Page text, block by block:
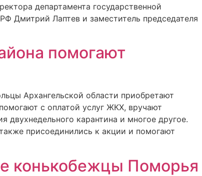
департамента государственной
Дмитрий Лаптев и заместитель председателя
помогают
Архангельской области приобретают
с оплатой услуг ЖКХ, вручают
карантина и многое другое.
присоединились к акции и помогают
конькобежцы Поморья